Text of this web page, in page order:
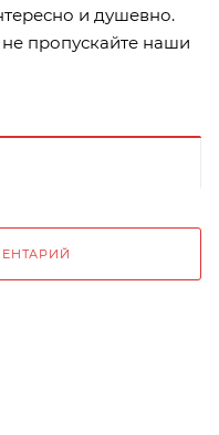
и душевно.
пропускайте наши